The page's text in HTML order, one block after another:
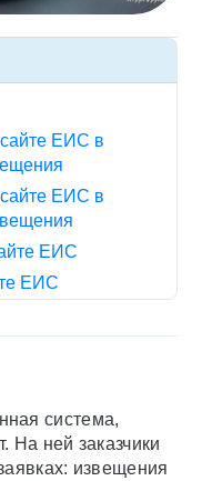
сайте ЕИС в
сайте ЕИС в
ЕИС
ЕИС
система,
На ней заказчики
извещения